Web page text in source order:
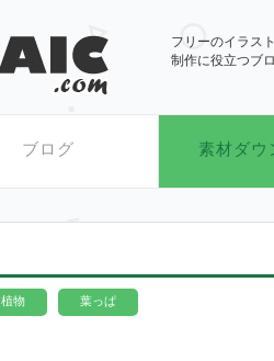
フリーのイラス
制作に役立つブ
ブログ 素材ダウ
植物 葉っぱ